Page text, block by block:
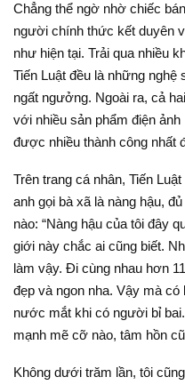
Chẳng thể ngờ nhờ chiếc
người chính thức kết duyên
như hiện tại. Trải qua nhiều
Tiến Luật đều là những
ngất ngưởng. Ngoài ra, cả
với nhiều sản phẩm điện
được nhiều thành công nhất
Trên trang cá nhân, Tiến
anh gọi bà xã là nàng hậu,
nào: “Nàng hậu của tôi đây
giới này chắc ai cũng biết.
làm vậy. Đi cùng nhau hơn
đẹp và ngon nha. Vậy mà
nước mắt khi có người bỉ
mạnh mẽ cỡ nào, tâm hồn
Không dưới trăm lần, tôi